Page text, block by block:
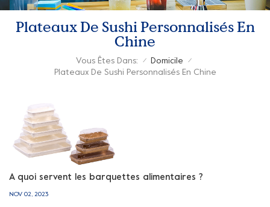
Plateaux De Sushi Personnalisés En
Chine
Vous Êtes Dans: / Domicile /
Plateaux De Sushi Personnalisés En Chine
A quoi servent les barquettes alimentaires ?
NOV 02, 2023